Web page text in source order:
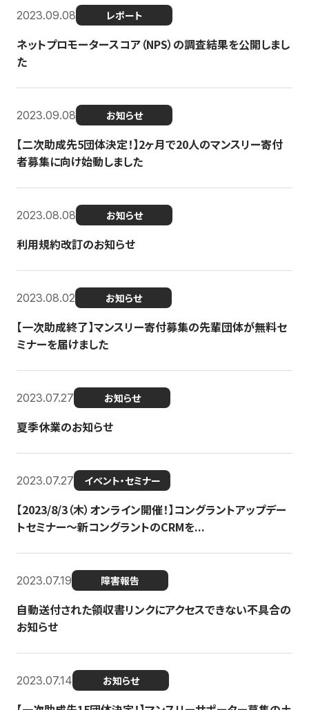
2023.09.08 レポート
ネットプロモータースコア（NPS）の調査結果を公開しまし
た
2023.09.08 お知らせ
【二次助成先5団体決定！】2ヶ月で20人のマンスリー寄付
者募集に向け始動しました
2023.08.08 お知らせ
利用規約改訂のお知らせ
2023.08.02 お知らせ
【一次助成終了】マンスリー寄付募集の先輩団体が無料セ
ミナーを届けました
2023.07.27 お知らせ
夏季休業のお知らせ
2023.07.27 イベント・セミナー
【2023/8/3（木）オンライン開催！】コングラントアップデー
トセミナー〜新コングラントのCRMを...
2023.07.19 障害報告
自動送付された領収書リンクにアクセスできない不具合の
お知らせ
2023.07.14 お知らせ